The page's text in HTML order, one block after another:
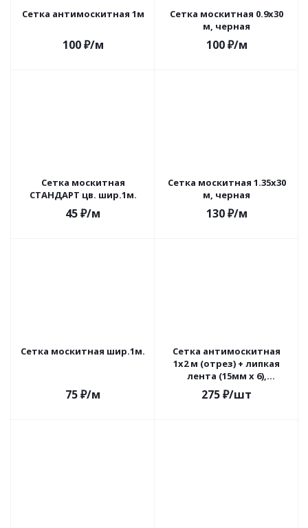
Сетка антимоскитная 1м
100₽/м
Сетка москитная 0.9х30
м, черная
100₽/м
Сетка москитная
СТАНДАРТ цв. шир.1м.
45₽/м
Сетка москитная 1.35х30
м, черная
130₽/м
Сетка москитная шир.1м.
75₽/м
Сетка антимоскитная
1х2 м (отрез) + липкая
лента (15мм х 6),
полиэфир, яч. 1,5мм,
ПОЛИТЕКС, серая
275₽/шт